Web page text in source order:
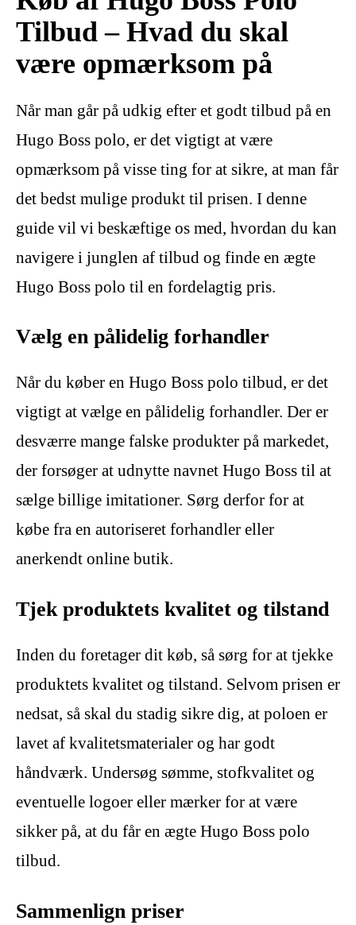
Tilbud – Hvad du skal
være opmærksom på
Når man går på udkig efter et godt tilbud på en
Hugo Boss polo, er det vigtigt at være
opmærksom på visse ting for at sikre, at man får
det bedst mulige produkt til prisen. I denne
guide vil vi beskæftige os med, hvordan du kan
navigere i junglen af tilbud og finde en ægte
Hugo Boss polo til en fordelagtig pris.
Vælg en pålidelig forhandler
Når du køber en Hugo Boss polo tilbud, er det
vigtigt at vælge en pålidelig forhandler. Der er
desværre mange falske produkter på markedet,
der forsøger at udnytte navnet Hugo Boss til at
sælge billige imitationer. Sørg derfor for at
købe fra en autoriseret forhandler eller
anerkendt online butik.
Tjek produktets kvalitet og tilstand
Inden du foretager dit køb, så sørg for at tjekke
produktets kvalitet og tilstand. Selvom prisen er
nedsat, så skal du stadig sikre dig, at poloen er
lavet af kvalitetsmaterialer og har godt
håndværk. Undersøg sømme, stofkvalitet og
eventuelle logoer eller mærker for at være
sikker på, at du får en ægte Hugo Boss polo
tilbud.
Sammenlign priser